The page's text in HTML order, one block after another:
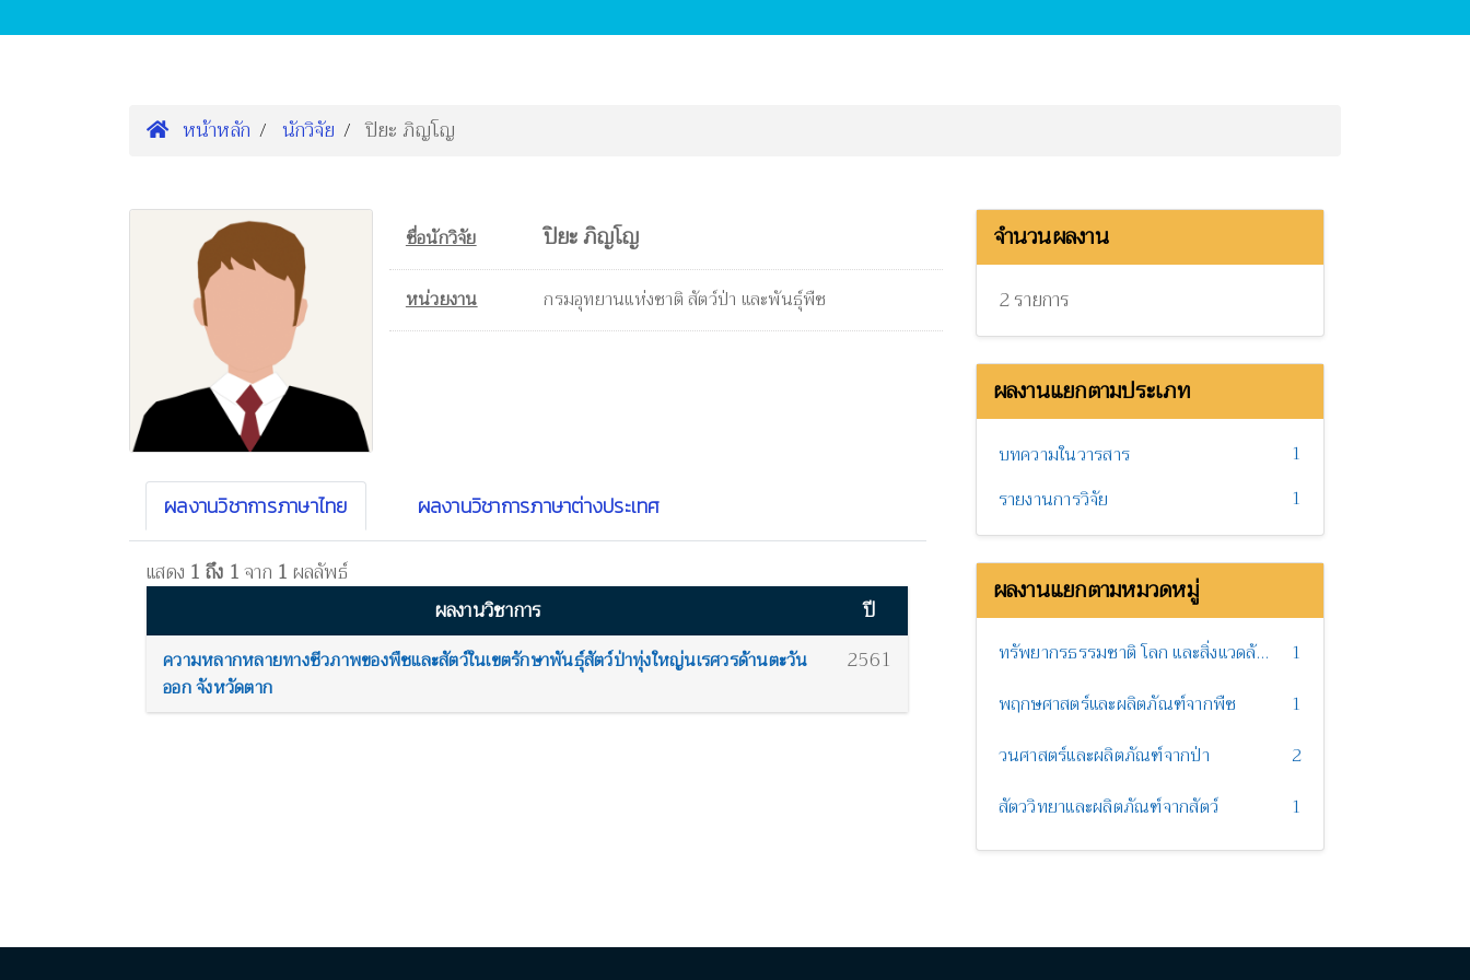
หน้าหลัก นักวิจัย ปิยะ ภิญโญ
ชื่อนักวิจัย ปิยะ ภิญโญ
หน่วยงาน กรมอุทยานแห่งชาติ สัตว์ป่า และพันธุ์พืช
ผลงานวิชาการภาษาไทย ผลงานวิชาการภาษาต่างประเทศ
แสดง 1 ถึง 1จาก 1 ผลลัพธ์
ผลงานวิชาการ
ปี
ความหลากหลายทางชีวภาพของพืชและสัตว์ในเขตรักษาพันธุ์สัตว์ป่าทุ่งใหญ่นเรศวรด้านตะวัน
ออก จังหวัดตาก
2561
จำนวนผลงาน
2 รายการ
ผลงานแยกตามประเภท
บทความในวารสาร
1
รายงานการวิจัย
1
ผลงานแยกตามหมวดหมู่
ทรัพยากรธรรมชาติ โลก และสิ่งแวดล้อม
1
พฤกษศาสตร์และผลิตภัณฑ์จากพืช
1
วนศาสตร์และผลิตภัณฑ์จากป่า
2
สัตววิทยาและผลิตภัณฑ์จากสัตว์
1